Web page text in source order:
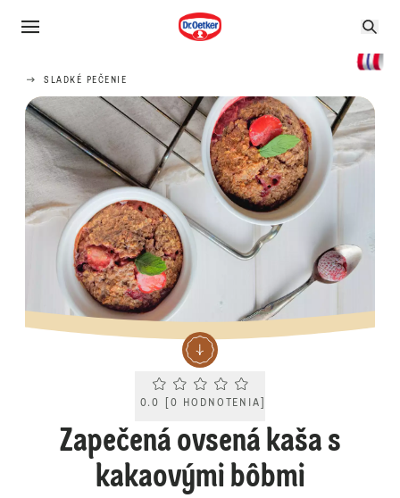
SLADKÉ PEČENIE
Current rating 0.0. Click to rate.
0.0 0 HODNOTENIA
Zapečená ovsená kaša s
kakaovými bôbmi